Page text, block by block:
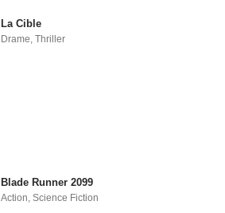
La Cible
Drame,Thriller
Blade Runner 2099
Action ,Science Fiction